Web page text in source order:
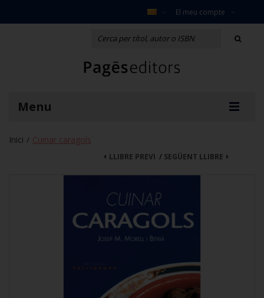
El meu compte
Menu
Inici / Cuinar caragols
SEGÜENT LLIBRE
LLIBRE PREVI /